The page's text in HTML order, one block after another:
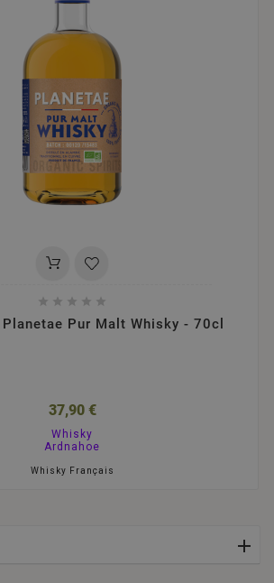
    
Pur Malt Whisky - 70cl
37,90 €
Whisky
Ardnahoe
Whisky Français